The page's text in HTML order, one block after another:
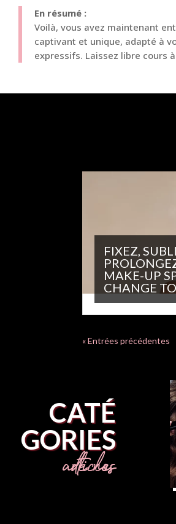
En résumé :
Voilà, vous avez maintenant
captivant et unique, adapté à
expressifs. Laissez libre cours
FIXEZ,
MAKE-UP
CHANGE
« Entrées précédentes
CATÉ
GORIES
de nos articles